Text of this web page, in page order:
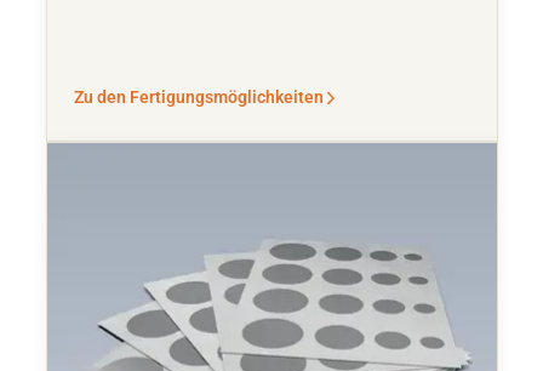
Zu den Fertigungsmöglichkeiten